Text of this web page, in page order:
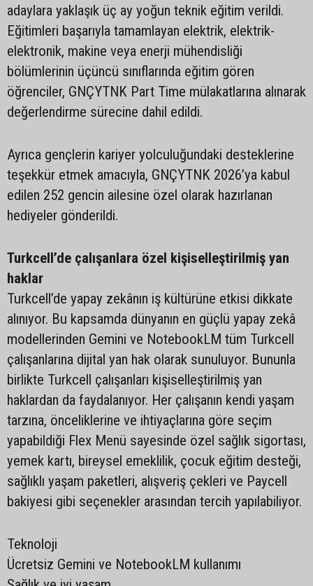
adaylara yaklaşık üç ay yoğun teknik eğitim verildi.
Eğitimleri başarıyla tamamlayan elektrik, elektrik-
elektronik, makine veya enerji mühendisliği
bölümlerinin üçüncü sınıflarında eğitim gören
öğrenciler, GNÇYTNK Part Time mülakatlarına alınarak
değerlendirme sürecine dahil edildi.
Ayrıca gençlerin kariyer yolculuğundaki desteklerine
teşekkür etmek amacıyla, GNÇYTNK 2026’ya kabul
edilen 252 gencin ailesine özel olarak hazırlanan
hediyeler gönderildi.
Turkcell’de çalışanlara özel kişiselleştirilmiş yan
haklar
Turkcell’de yapay zekânın iş kültürüne etkisi dikkate
alınıyor. Bu kapsamda dünyanın en güçlü yapay zekâ
modellerinden Gemini ve NotebookLM tüm Turkcell
çalışanlarına dijital yan hak olarak sunuluyor. Bununla
birlikte Turkcell çalışanları kişiselleştirilmiş yan
haklardan da faydalanıyor. Her çalışanın kendi yaşam
tarzına, önceliklerine ve ihtiyaçlarına göre seçim
yapabildiği Flex Menü sayesinde özel sağlık sigortası,
yemek kartı, bireysel emeklilik, çocuk eğitim desteği,
sağlıklı yaşam paketleri, alışveriş çekleri ve Paycell
bakiyesi gibi seçenekler arasından tercih yapılabiliyor.
Teknoloji
Ücretsiz Gemini ve NotebookLM kullanımı